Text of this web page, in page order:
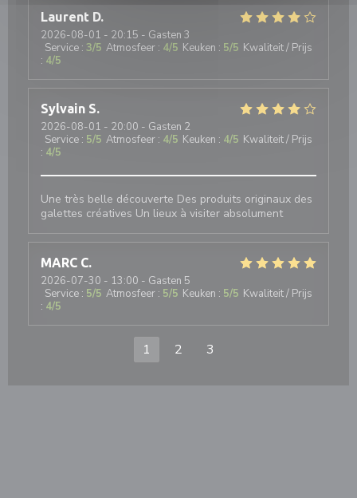
Laurent D
2026-08-01 - 20:15 - Gasten 3
Service : 3/5 Atmosfeer : 4/5 Keuken : 5/5 Kwaliteit / Prijs
: 4/5
Sylvain S
2026-08-01 - 20:00 - Gasten 2
Service : 5/5 Atmosfeer : 4/5 Keuken : 4/5 Kwaliteit / Prijs
: 4/5
Une très belle découverte Des produits originaux des
galettes créatives Un lieux à visiter absolument
MARC C
2026-07-30 - 13:00 - Gasten 5
Service : 5/5 Atmosfeer : 5/5 Keuken : 5/5 Kwaliteit / Prijs
: 4/5
1 2 3